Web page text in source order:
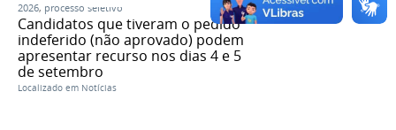
2026, processo seletivo
Candidatos que tiveram o pedido
indeferido (não aprovado) podem
apresentar recurso nos dias 4 e 5
de setembro
Localizado em Notícias